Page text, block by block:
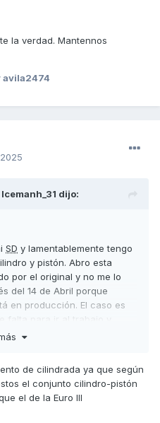
la verdad. Mantennos
avila2474
Icemanh_31 dijo:
SD y lamentablemente tengo
y pistón. Abro esta
por el original y no me lo
del 14 de Abril porque
en producción. El caso es
falta para ir al trabajo y
de esa fecha. Estoy
como Naraku o Barikit
a 150) pero por ahora los
con la euro 4 solo con la
de cilindrada ya que según
el conjunto cilindro-pistón
el de la Euro III